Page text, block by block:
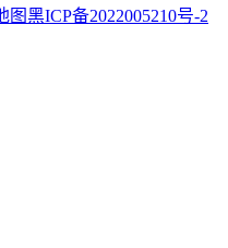
图黑ICP备2022005210号-2